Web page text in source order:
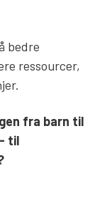
bedre
ressourcer,
fra barn til
til